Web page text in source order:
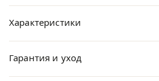
Характеристики
Гарантия и уход